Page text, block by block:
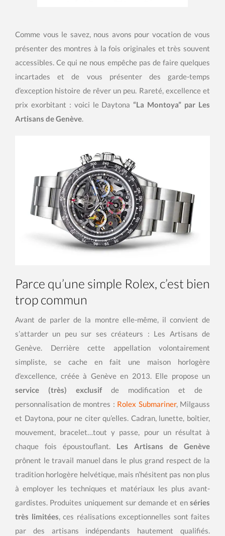
Comme vous le savez, nous avons pour vocation de vous
présenter des montres à la fois originales et très souvent
accessibles. Ce qui ne nous empêche pas de faire quelques
incartades et de vous présenter des garde-temps
d’exception histoire de rêver un peu. Rareté, excellence et
prix exorbitant : voici le Daytona“La Montoya” par Les
Artisans de Genève.
Parce qu’une simple Rolex, c’est bien
trop commun
Avant de parler de la montre elle-même, il convient de
s’attarder un peu sur ses créateurs : Les Artisans de
Genève. Derrière cette appellation volontairement
simpliste, se cache en fait une maison horlogère
d’excellence, créée à Genève en 2013. Elle propose un
service (très) exclusif de modification et de
personnalisation de montres : Rolex Submariner, Milgauss
et Daytona, pour ne citer qu’elles. Cadran, lunette, boîtier,
mouvement, bracelet…tout y passe, pour un résultat à
chaque fois époustouflant. Les Artisans de Genève
prônent le travail manuel dans le plus grand respect de la
tradition horlogère helvétique, mais n’hésitent pas non plus
à employer les techniques et matériaux les plus avant-
gardistes. Produites uniquement sur demande et en séries
très limitées, ces réalisations exceptionnelles sont faites
par des artisans indépendants hautement qualifiés.